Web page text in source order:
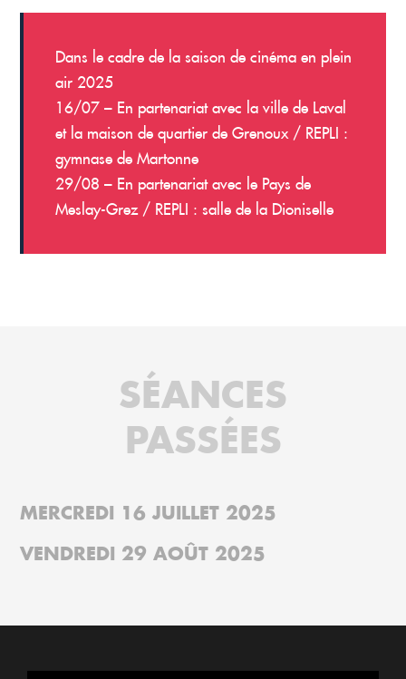
Dans le cadre de la saison de cinéma en plein
air 2025
16/07 – En partenariat avec la ville de Laval
et la maison de quartier de Grenoux / REPLI :
gymnase de Martonne
29/08 – En partenariat avec le Pays de
Meslay-Grez / REPLI : salle de la Dioniselle
SÉANCES
PASSÉES
MERCREDI 16 JUILLET 2025
VENDREDI 29 AOÛT 2025